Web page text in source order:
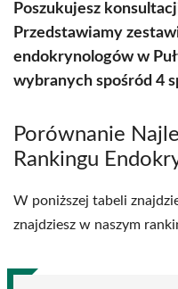
Poszukujesz
Przedstawiamy
endokrynologów w
wybranych spośród 4
Porównanie
Rankingu
W poniższej tabeli
znajdziesz w naszym